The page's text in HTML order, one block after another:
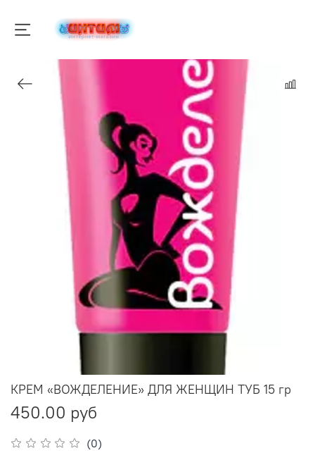
(0)
КРЕМ «ВОЖДЕЛЕНИЕ» ДЛЯ ЖЕНЩИН ТУБ 15 гр
450.00 руб